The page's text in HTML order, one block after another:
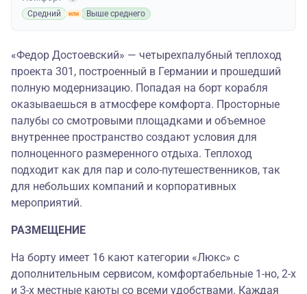
Средний Выше среднего
«Федор Достоевский» — четырехпалубный теплоход
проекта 301, построенный в Германии и прошедший
полную модернизацию. Попадая на борт корабля
оказываешься в атмосфере комфорта. Просторные
палубы со смотровыми площадками и объемное
внутреннее пространство создают условия для
полноценного размеренного отдыха. Теплоход
подходит как для пар и соло-путешественников, так
для небольших компаний и корпоративных
мероприятий.
РАЗМЕЩЕНИЕ
На борту имеет 16 кают категории «Люкс» с
дополнительным сервисом, комфортабельные 1-но, 2-х
и 3-х местные каюты со всеми удобствами. Каждая